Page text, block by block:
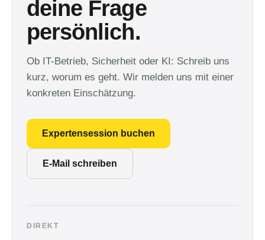
deine Frage
persönlich.
Ob IT-Betrieb, Sicherheit oder KI: Schreib uns
kurz, worum es geht. Wir melden uns mit einer
konkreten Einschätzung.
Expertensession buchen
E-Mail schreiben
DIREKT